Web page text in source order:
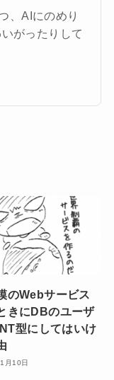
、AIにのめり
がったりして
のWebサービス
きにDBのユーザ
型にしてはいけ
月10日